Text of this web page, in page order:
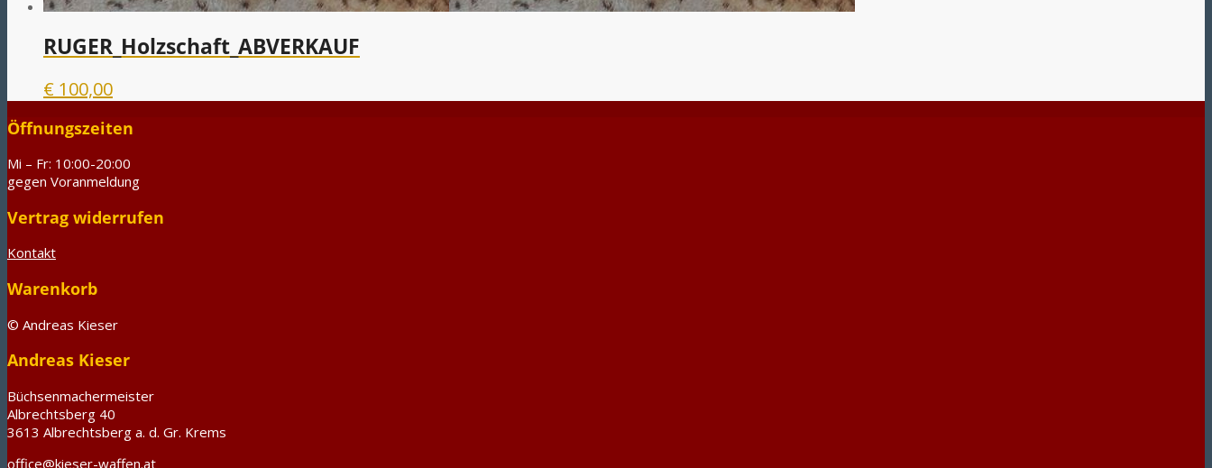
RUGER_Holzschaft_ABVERKAUF
€ 100,00
Öffnungszeiten
Mi – Fr: 10:00-20:00
gegen Voranmeldung
Vertrag widerrufen
Kontakt
Warenkorb
© Andreas Kieser
Andreas Kieser
Büchsenmachermeister
Albrechtsberg 40
3613 Albrechtsberg a. d. Gr. Krems
office@kieser-waffen.at